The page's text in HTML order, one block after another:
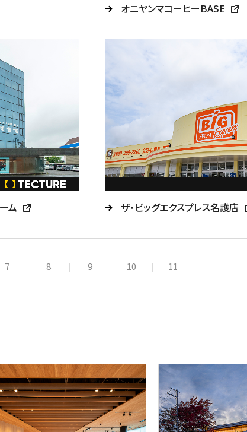
オニヤンマコーヒーBASE
ム ザ・ビッグエクスプレス名護店
7 8 9 10 11